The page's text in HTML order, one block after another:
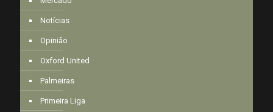
Notícias
Opinião
Oxford United
Palmeiras
Primeira Liga